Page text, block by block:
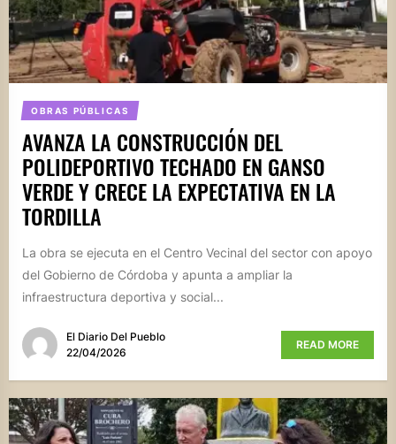
OBRAS PÚBLICAS
AVANZA LA CONSTRUCCIÓN DEL
POLIDEPORTIVO TECHADO EN GANSO
VERDE Y CRECE LA EXPECTATIVA EN LA
TORDILLA
La obra se ejecuta en el Centro Vecinal del sector con apoyo
del Gobierno de Córdoba y apunta a ampliar la
infraestructura deportiva y social...
El Diario Del Pueblo
22/04/2026
READ MORE